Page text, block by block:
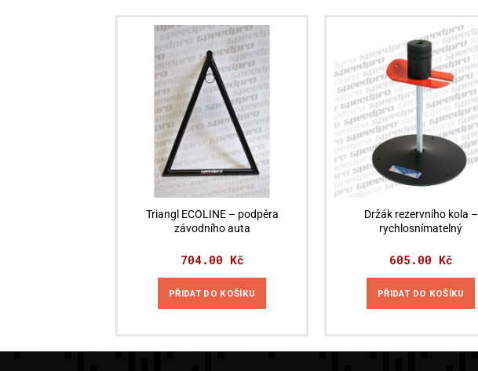
Triangl ECOLINE – podpěra
závodního auta
704.00 Kč
PŘIDAT DO KOŠÍKU
Držák rezervního kola –
rychlosnímatelný
605.00 Kč
PŘIDAT DO KOŠÍKU